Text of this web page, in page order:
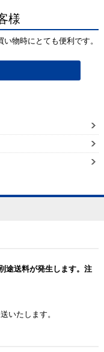
様
物時にとても便利です。
途送料が発生します。注
いたします。